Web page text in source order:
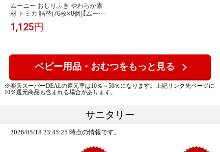
ムーニー おしりふき やわらか素
材 トミカ 詰替(76枚×8個)【ムーニ
ー ベビーケアウエット】
1,125円
ベビー用品・おむつをもっと見る
※楽天スーパーDEALの還元率は10％～50％になります。上記リンク先ページに
10％還元商品も含まれる場合があります。
サニタリー
2026/05/18 23:45:25 時点の情報です。